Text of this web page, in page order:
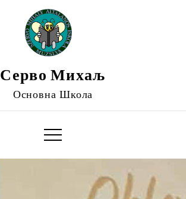
Серво Михаљ
Основна Школа